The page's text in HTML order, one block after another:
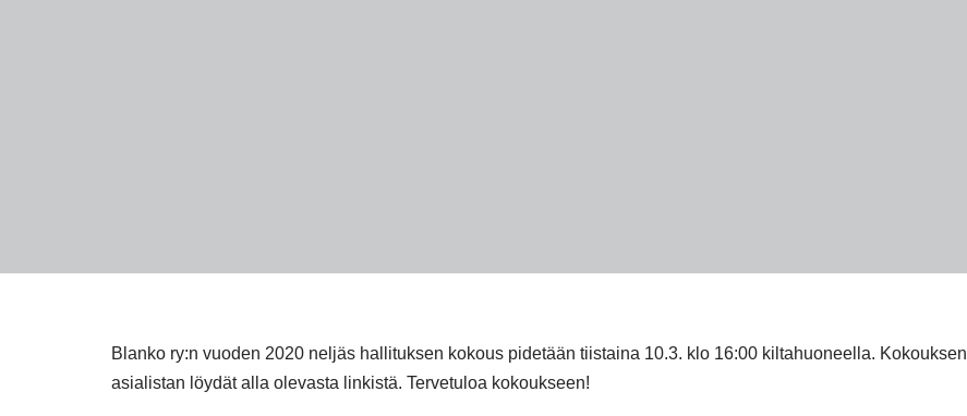
Blanko ry:n vuoden 2020 neljäs hallituksen kokous pidetään tiistaina 10.3. klo 16:00 kiltahuoneella. Kokouksen
asialistan löydät alla olevasta linkistä. Tervetuloa kokoukseen!